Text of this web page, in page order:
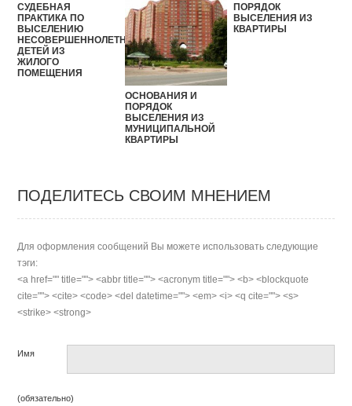
СУДЕБНАЯ
ПРАКТИКА ПО
ВЫСЕЛЕНИЮ
НЕСОВЕРШЕННОЛЕТНИХ
ДЕТЕЙ ИЗ
ЖИЛОГО
ПОМЕЩЕНИЯ
ОСНОВАНИЯ И
ПОРЯДОК
ВЫСЕЛЕНИЯ ИЗ
МУНИЦИПАЛЬНОЙ
КВАРТИРЫ
ПОРЯДОК
ВЫСЕЛЕНИЯ ИЗ
КВАРТИРЫ
ПОДЕЛИТЕСЬ СВОИМ МНЕНИЕМ
Для оформления сообщений Вы можете использовать следующие
тэги:
<a href="" title=""> <abbr title=""> <acronym title=""> <b> <blockquote
cite=""> <cite> <code> <del datetime=""> <em> <i> <q cite=""> <s>
<strike> <strong>
Имя
(обязательно)